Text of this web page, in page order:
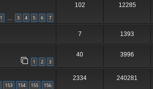
1 3 4 5 6 7
102 12285
7 1393
1 2 3
40 3996
153 154 155 156
2334 240281